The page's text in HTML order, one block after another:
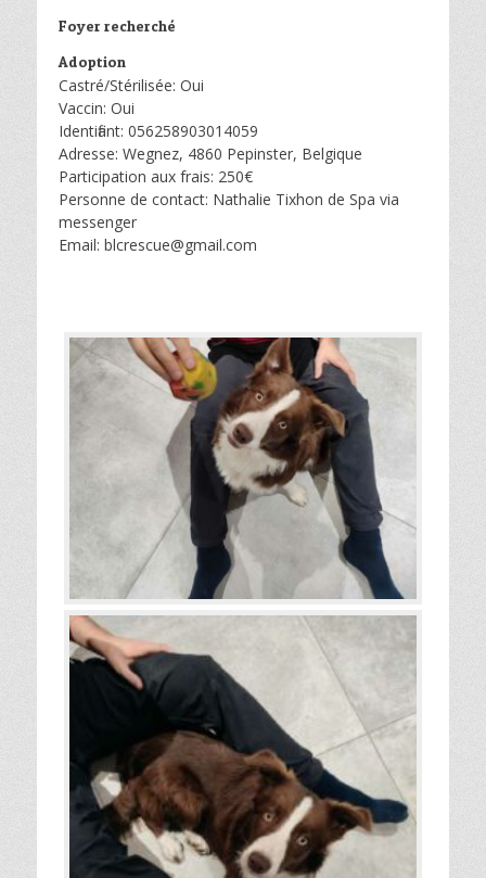
Foyer recherché
Adoption
Castré/Stérilisée: Oui
Vaccin: Oui
Identifiant: 056258903014059
Adresse: Wegnez, 4860 Pepinster, Belgique
Participation aux frais: 250€
Personne de contact: Nathalie Tixhon de Spa via
messenger
Email: blcrescue@gmail.com